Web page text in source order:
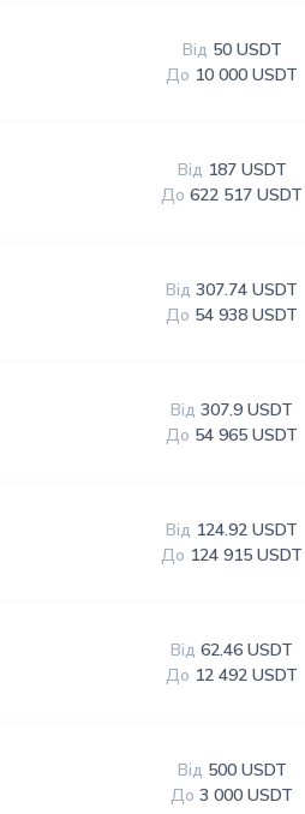
Від 50 USDT
До 10 000 USDT
Від 187 USDT
До 622 517 USDT
Від 307.74 USDT
До 54 938 USDT
Від 307.9 USDT
До 54 965 USDT
Від 124.92 USDT
До 124 915 USDT
Від 62.46 USDT
До 12 492 USDT
Від 500 USDT
До 3 000 USDT